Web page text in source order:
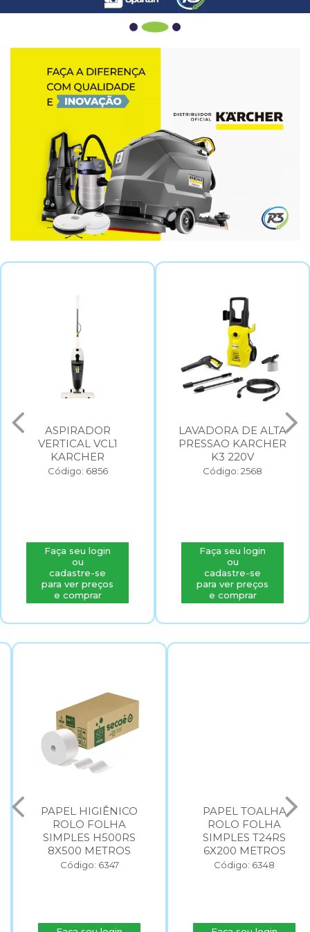
ASPIRADOR
VERTICAL VCL1
KARCHER
Código: 6856
Faça seu login
ou
cadastre-se
para ver preços
e comprar
LAVADORA DE ALTA
PRESSAO KARCHER
K3 220V
Código: 2568
Faça seu login
ou
cadastre-se
para ver preços
e comprar
PAPEL HIGIÊNICO
ROLO FOLHA
SIMPLES H500RS
8X500 METROS
Código: 6347
PAPEL TOALHA
ROLO FOLHA
SIMPLES T24RS
6X200 METROS
Código: 6348